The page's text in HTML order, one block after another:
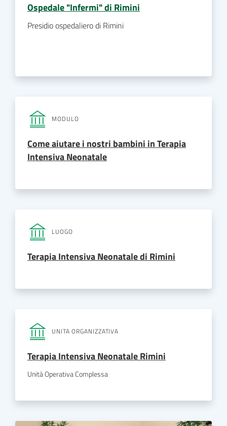
Ospedale "Infermi" di Rimini
Presidio ospedaliero di Rimini
MODULO
Come aiutare i nostri bambini in Terapia
Intensiva Neonatale
LUOGO
Terapia Intensiva Neonatale di Rimini
UNITA ORGANIZZATIVA
Terapia Intensiva Neonatale Rimini
Unità Operativa Complessa